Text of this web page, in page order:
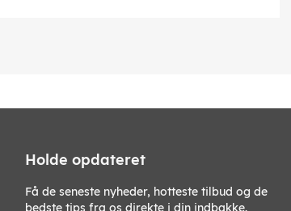
Holde opdateret
Få de seneste nyheder, hotteste tilbud og de
bedste tips fra os direkte i din indbakke.